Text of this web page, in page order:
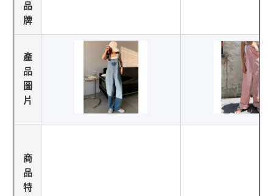
品
牌
產
品
圖
片
商
品
特